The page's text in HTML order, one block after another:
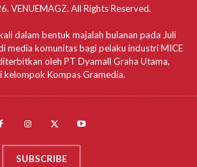
VENUEMAGZ. All Rights Reserved.
dalam bentuk majalah bulanan pada Juli
media komunitas bagi pelaku industri MICE
oleh PT Dyamall Graha Utama,
kelompok Kompas Gramedia.
SUBSCRIBE